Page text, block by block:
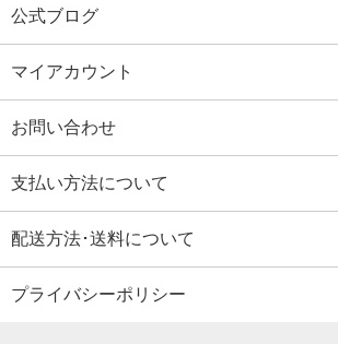
公式ブログ
マイアカウント
お問い合わせ
支払い方法について
配送方法･送料について
プライバシーポリシー